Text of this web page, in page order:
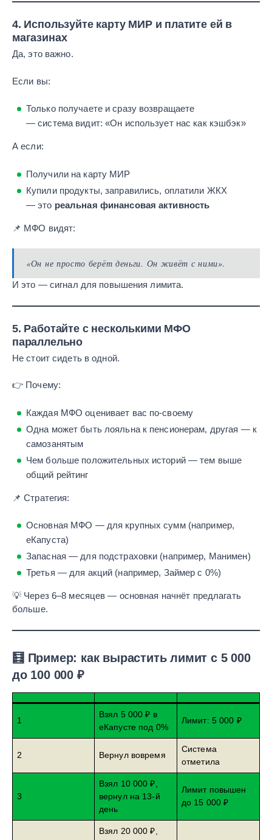
4. Используйте карту МИР и платите ей в
магазинах
Да, это важно.
Если вы:
Только получаете и сразу возвращаете
— система видит: «Он использует нас как кэшбэк»
А если:
Получили на карту МИР
Купили продукты, заправились, оплатили ЖКХ
— это реальная финансовая активность
📌 МФО видят:
«Он не просто берёт деньги. Он живёт с ними».
И это — сигнал для повышения лимита.
5. Работайте с несколькими МФО
параллельно
Не стоит сидеть в одной.
👉 Почему:
Каждая МФО оценивает вас по-своему
Одна может быть лояльна к пенсионерам, другая — к
самозанятым
Чем больше положительных историй — тем выше
общий рейтинг
📌 Стратегия:
Основная МФО — для крупных сумм (например,
еКапуста)
Запасная — для подстраховки (например, Манимен)
Третья — для акций (например, Займер с 0%)
💡 Через 6–8 месяцев — основная начнёт предлагать
больше.
🧮 Пример: как вырастить лимит с 5 000
до 100 000 ₽
1
Взял 5 000 ₽ в
еКапусте под 0%
Лимит: 5 000 ₽
2 Вернул вовремя
Система
отметила
3
Взял 10 000 ₽,
вернул на 13-й
день
Лимит повышен
до 15 000 ₽
Взял 20 000 ₽,